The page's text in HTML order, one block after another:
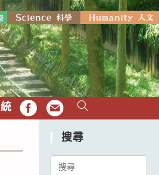
FB EMAIL
搜尋
Search